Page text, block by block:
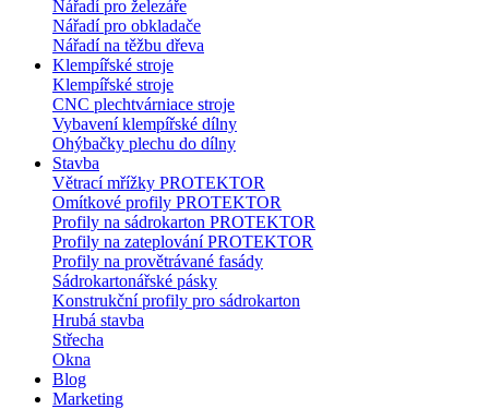
Nářadí pro železáře
Nářadí pro obkladače
Nářadí na těžbu dřeva
Klempířské stroje
Klempířské stroje
CNC plechtvárniace stroje
Vybavení klempířské dílny
Ohýbačky plechu do dílny
Stavba
Větrací mřížky PROTEKTOR
Omítkové profily PROTEKTOR
Profily na sádrokarton PROTEKTOR
Profily na zateplování PROTEKTOR
Profily na provětrávané fasády
Sádrokartonářské pásky
Konstrukční profily pro sádrokarton
Hrubá stavba
Střecha
Okna
Blog
Marketing